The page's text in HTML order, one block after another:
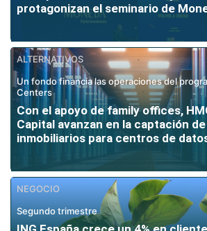
protagonizan el seminario de
ALTERNATIVOS
Un fondo financia las operaciones del
Centers
Con el apoyo de family offices,
Capital avanzan en la captación
inmobiliarios para centros de
NEGOCIO
Segundo trimestre